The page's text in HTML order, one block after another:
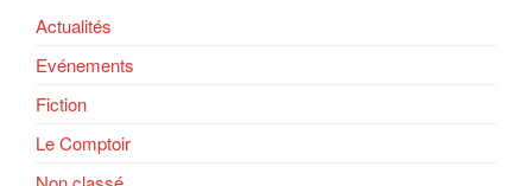
Actualités
Evénements
Fiction
Le Comptoir